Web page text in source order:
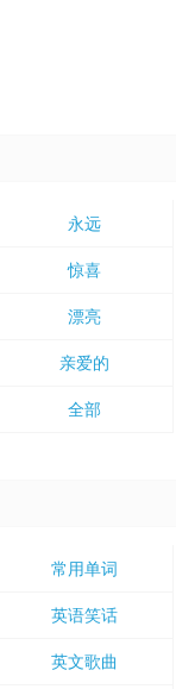
永远
惊喜
漂亮
亲爱的
全部
常用单词
英语笑话
英文歌曲